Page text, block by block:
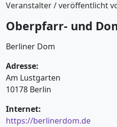
Veranstalter / veröffentlicht
Oberpfarr- und
Berliner Dom
Adresse:
Am Lustgarten
10178 Berlin
Internet:
https://berlinerdom.de